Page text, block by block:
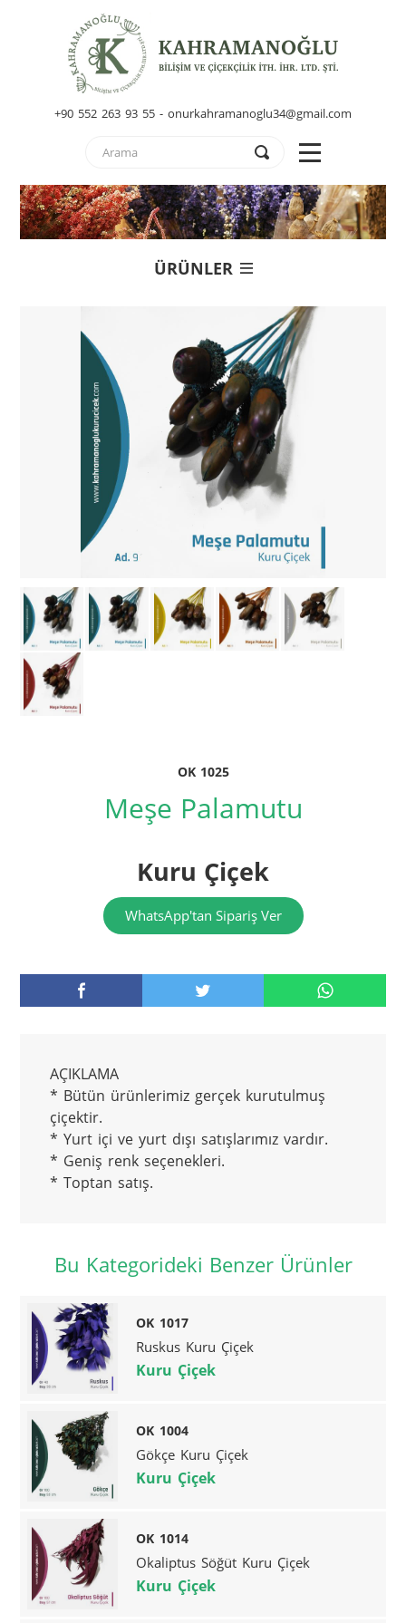
+90 552 263 93 55 - onurkahramanoglu34@gmail.com
ÜRÜNLER
OK 1025
Meşe Palamutu
Kuru Çiçek
WhatsApp'tan Sipariş Ver
AÇIKLAMA
* Bütün ürünlerimiz gerçek kurutulmuş
çiçektir.
* Yurt içi ve yurt dışı satışlarımız vardır.
* Geniş renk seçenekleri.
* Toptan satış.
Bu Kategorideki Benzer Ürünler
OK 1017
Ruskus Kuru Çiçek
Kuru Çiçek
OK 1004
Gökçe Kuru Çiçek
Kuru Çiçek
OK 1014
Okaliptus Söğüt Kuru Çiçek
Kuru Çiçek